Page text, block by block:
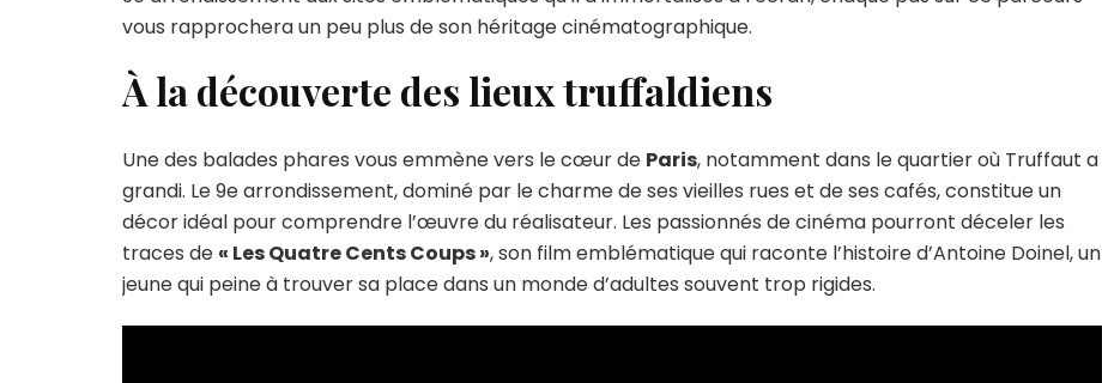
Truffaut
vous rapprochera un peu plus de son héritage cinématographique.
À la découverte des lieux truffaldiens
Une des balades phares vous emmène vers le cœur de Paris, notamment dans le quartier où Truffaut a
grandi. Le 9e arrondissement, dominé par le charme de ses vieilles rues et de ses cafés, constitue un
décor idéal pour comprendre l’œuvre du réalisateur. Les passionnés de cinéma pourront déceler les
traces de « Les Quatre Cents Coups », son film emblématique qui raconte l’histoire d’Antoine Doinel, un
jeune qui peine à trouver sa place dans un monde d’adultes souvent trop rigides.